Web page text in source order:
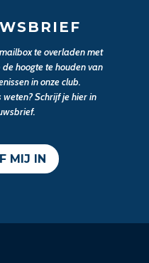
te overladen met
hoogte te houden van
in onze club.
Schrijf je hier in
MIJ IN